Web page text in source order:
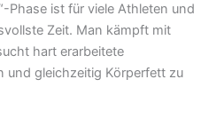
Phase ist für viele Athleten und
Zeit. Man kämpft mit
hart erarbeitete
und gleichzeitig Körperfett zu